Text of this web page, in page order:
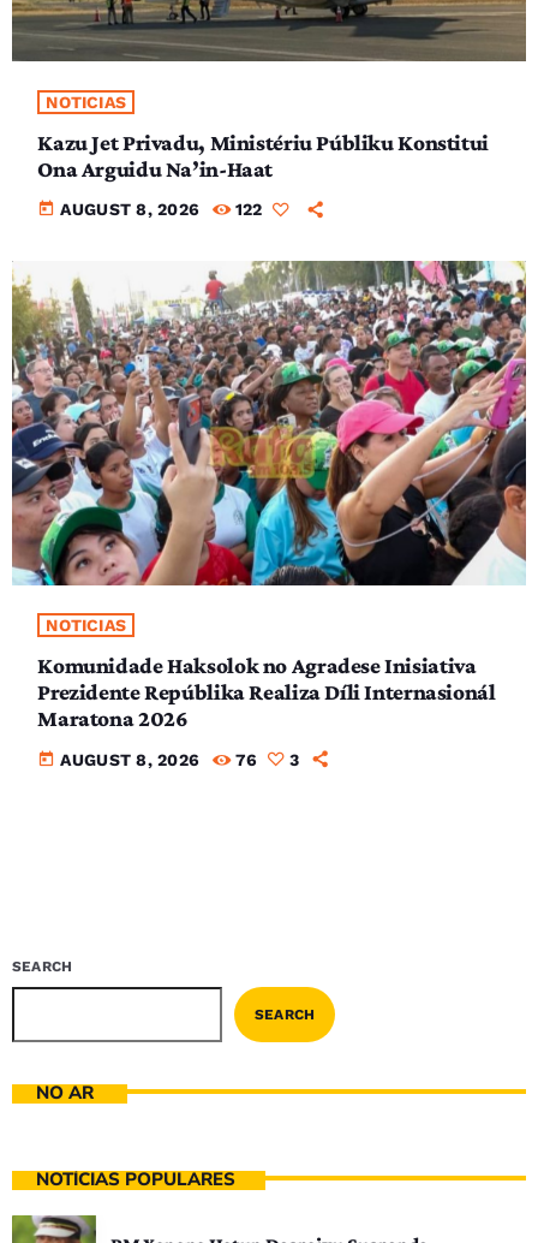
NOTICIAS
Kazu Jet Privadu, Ministériu Públiku Konstitui
Ona Arguidu Na’in-Haat
today AUGUST 8, 2026 122
NOTICIAS
Komunidade Haksolok no Agradese Inisiativa
Prezidente Repúblika Realiza Díli Internasionál
Maratona 2026
today AUGUST 8, 2026 76 3
SEARCH
SEARCH
NO AR
NOTÍCIAS POPULARES